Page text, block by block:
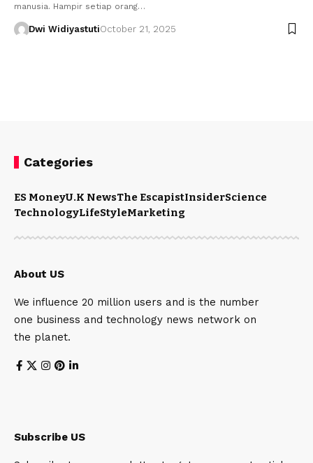
manusia. Hampir setiap orang…
Dwi WidiyastutiOctober 21, 2025
Categories
ES MoneyU.K NewsThe EscapistInsiderScience
TechnologyLifeStyleMarketing
About US
We influence 20 million users and is the number
one business and technology news network on
the planet.
Subscribe US